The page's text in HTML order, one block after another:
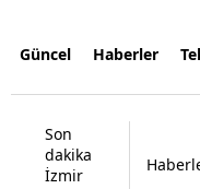
Güncel Haberler
Son
dakika
İzmir